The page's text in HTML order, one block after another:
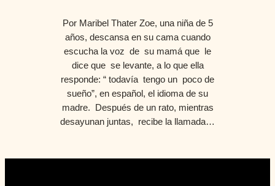
Por Maribel Thater Zoe, una niña de 5
años, descansa en su cama cuando
escucha la voz de su mamá que le
dice que se levante, a lo que ella
responde: “ todavía tengo un poco de
sueño”, en español, el idioma de su
madre. Después de un rato, mientras
desayunan juntas, recibe la llamada…